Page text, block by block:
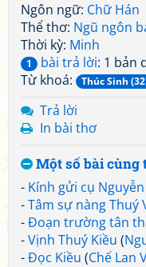
Ngôn ngữ: Chữ Hán
Thể thơ: Ngũ ngôn
Thời kỳ: Minh
1 bài trả lời: 1 bản
Từ khoá:
Thúc Sinh
Trả lời
In bài thơ
Một số bài cùng
- Kính gửi cụ
-Tâm sự nàng Thuý
-Đoạn trường tân
-Vịnh Thuý Kiều (
-Đọc Kiều (Chế Lan